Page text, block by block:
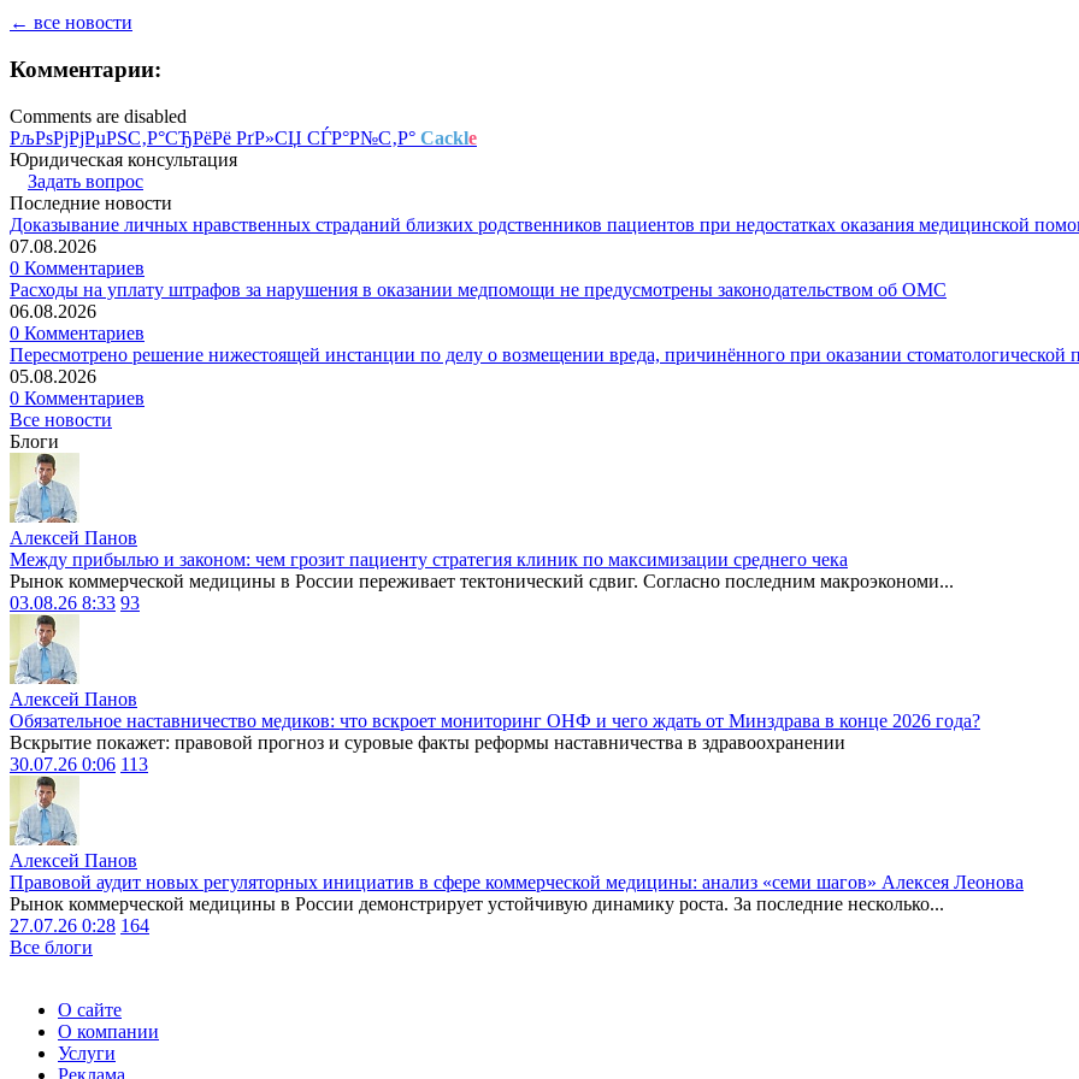
← все новости
Комментарии:
Comments are disabled
РљРѕРјРјРµРЅС‚Р°СЂРёРё РґР»СЏ СЃР°Р№С‚Р° Cackle
Юридическая консультация
Задать вопрос
Последние новости
Доказывание личных нравственных страданий близких родственников пациентов при недостатках оказания медицинской
07.08.2026
0 Комментариев
Расходы на уплату штрафов за нарушения в оказании медпомощи не предусмотрены законодательством об ОМС
06.08.2026
0 Комментариев
Пересмотрено решение нижестоящей инстанции по делу о возмещении вреда, причинённого при оказании стоматологической
05.08.2026
0 Комментариев
Все новости
Блоги
Алексей Панов
Между прибылью и законом: чем грозит пациенту стратегия клиник по максимизации среднего чека
Рынок коммерческой медицины в России переживает тектонический сдвиг. Согласно последним макроэкономи...
03.08.26 8:33 93
Алексей Панов
Обязательное наставничество медиков: что вскроет мониторинг ОНФ и чего ждать от Минздрава в конце 2026 года?
Вскрытие покажет: правовой прогноз и суровые факты реформы наставничества в здравоохранении
30.07.26 0:06 113
Алексей Панов
Правовой аудит новых регуляторных инициатив в сфере коммерческой медицины: анализ «семи шагов» Алексея Леонова
Рынок коммерческой медицины в России демонстрирует устойчивую динамику роста. За последние несколько...
27.07.26 0:28 164
Все блоги
О сайте
О компании
Услуги
Реклама